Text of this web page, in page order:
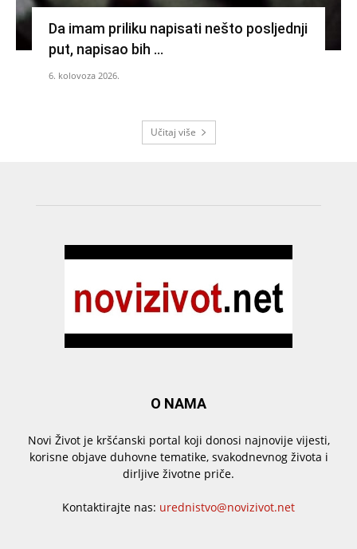
Da imam priliku napisati nešto posljednji
put, napisao bih …
6. kolovoza 2026.
Učitaj više
O NAMA
Novi Život je kršćanski portal koji donosi najnovije vijesti,
korisne objave duhovne tematike, svakodnevnog života i
dirljive životne priče.
Kontaktirajte nas: urednistvo@novizivot.net